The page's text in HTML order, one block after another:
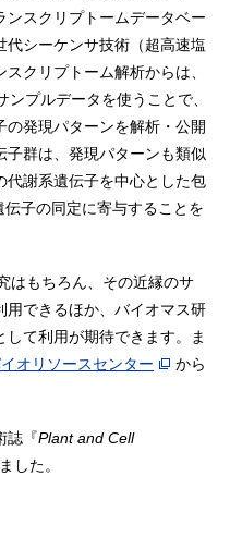
ンスクリプトームデータベー
代シーケンサ技術（超高速塩
クリプトーム解析からは、
プルデータを使うことで、
発現パターンを解析・公開
子群は、発現パターンも類似
代謝系遺伝子を中心とした包
伝子の同定に寄与することを
はもちろん、その近縁のサ
用できるほか、バイオマス研
て利用が期待できます。ま
オリソースセンター
から
誌『Plant and Cell
した。